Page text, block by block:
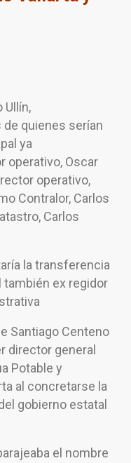
Ullín,
quienes serían
ya
operativo, Oscar
operativo,
Contralor, Carlos
Carlos
la transferencia
también ex regidor
Santiago Centeno
director general
Potable y
al concretarse la
gobierno estatal
el nombre